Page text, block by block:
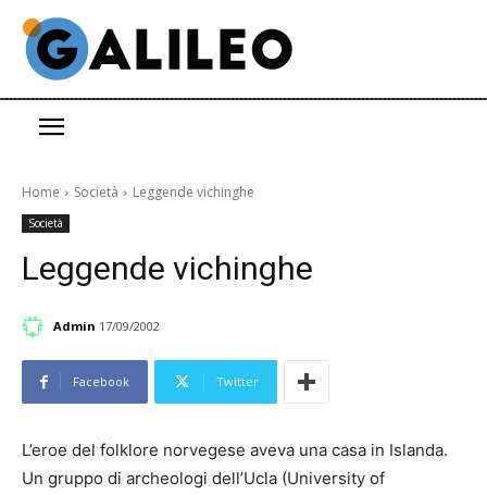
Home Società Leggende vichinghe
Società
Leggende vichinghe
Admin 17/09/2002
Facebook Twitter
L’eroe del folklore norvegese aveva una casa in Islanda.
Un gruppo di archeologi dell’Ucla (University of